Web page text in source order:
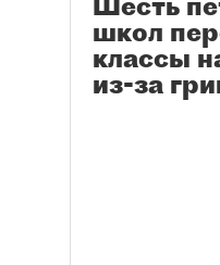
школ
классы
из-за